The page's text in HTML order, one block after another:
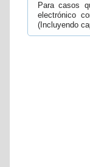
Para casos
electrónico
(Incluyendo